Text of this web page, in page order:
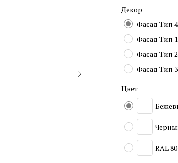
Декор
Фасад Тип
Фасад Тип
Фасад Тип
Фасад Тип
Цвет
RAL